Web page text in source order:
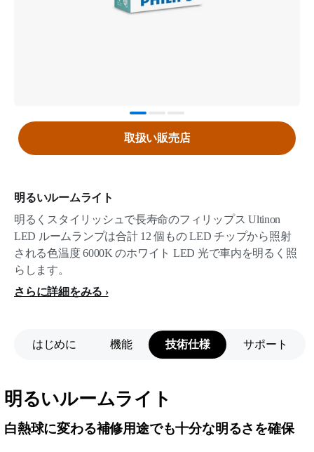
明るいルームライト
明るくスタイリッシュで長寿命のフィリップス Ultinon
LED ルームランプは合計 12 個もの LED チップから照射
される色温度 6000K のホワイト LED 光で車内を明るく照
らします。
さらに詳細をみる
取扱い販売店
はじめに 機能 技術仕様 サポート
明るいルームライト
白熱球に変わる補修用途でも十分な明るさを確保